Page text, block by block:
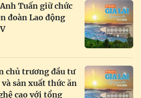
Tuấn giữ chức
đoàn Lao động
chủ trương đầu tư
sản xuất thức ăn
cao với tổng